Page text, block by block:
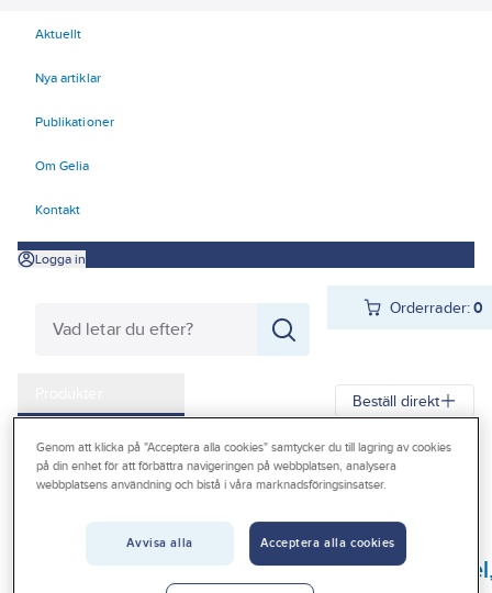
Aktuellt
Nya artiklar
Publikationer
Om Gelia
Kontakt
Logga in
Orderrader:0
Outlet
Beställ direkt
Gelia Produkter
Gelia Förnödenheter & Förbrukning
Rengöring och städ
Rengöring och avfettning
GÖRDETMEDRW
Genom att klicka på "Acceptera alla cookies" samtycker du till lagring av cookies
på din enhet för att förbättra navigeringen på webbplatsen, analysera
webbplatsens användning och bistå i våra marknadsföringsinsatser.
Avvisa alla Acceptera alla cookies